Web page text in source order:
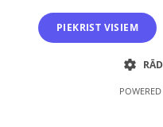
reģ. Nr. 40103369264,
2024. gada 16.
PIEKRIST VISIEM